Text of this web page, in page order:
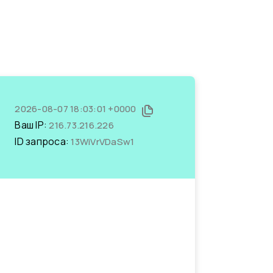
2026-08-07 18:03:01 +0000
Ваш IP:216.73.216.226
ID запроса:13WiVrVDaSw1